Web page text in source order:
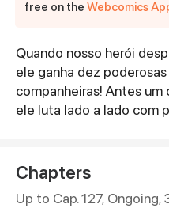
free on theWebcomics
Synopsis
Quando nosso herói
ele ganha dez
companheiras! Antes
ele luta lado a lado com
batalhas intensas e
começar!
Chapters
Up to Cap. 127, Ongoing,